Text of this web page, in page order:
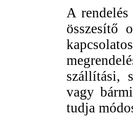
A
összesítő
szállítási,
vagy
tudja